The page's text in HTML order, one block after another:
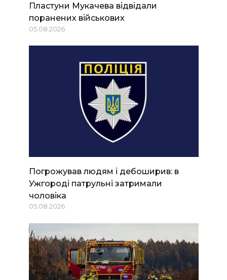
Пластуни Мукачева відвідали
поранених військових
05.08.2026
Погрожував людям і дебоширив: в
Ужгороді патрульні затримали
чоловіка
05.08.2026